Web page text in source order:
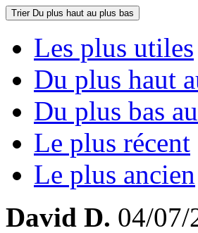
Trier Du plus haut au plus bas
Les plus utiles
Du plus haut
Du plus bas
Le plus récent
Le plus ancien
David D. 04/07/